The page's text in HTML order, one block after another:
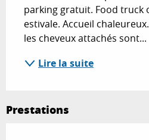
parking gratuit. Food truck
estivale. Accueil
les cheveux attachés sont...
Lire la suite
Prestations